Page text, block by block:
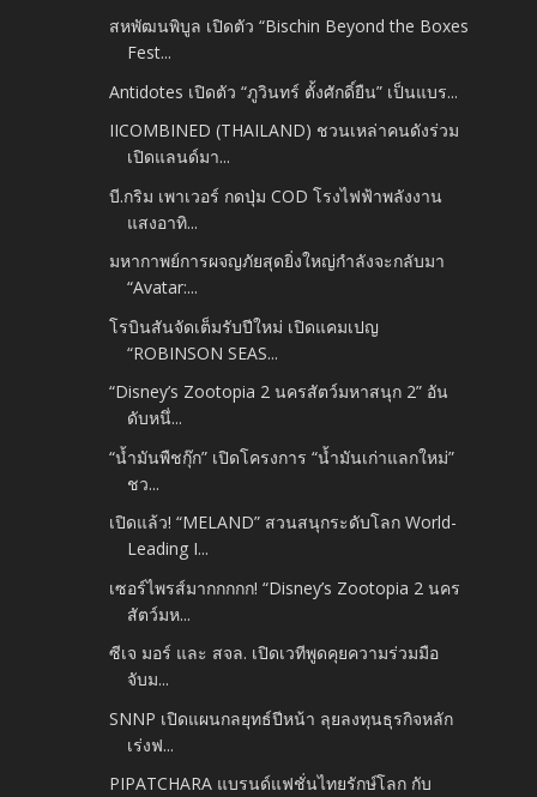
สหพัฒนพิบูล เปิดตัว “Bischin Beyond the Boxes
Fest...
Antidotes เปิดตัว “ภูวินทร์ ตั้งศักดิ์ยืน” เป็นแบร...
IICOMBINED (THAILAND) ชวนเหล่าคนดังร่วม
เปิดแลนด์มา...
บี.กริม เพาเวอร์ กดปุ่ม COD โรงไฟฟ้าพลังงาน
แสงอาทิ...
มหากาพย์การผจญภัยสุดยิ่งใหญ่กำลังจะกลับมา
“Avatar:...
โรบินสันจัดเต็มรับปีใหม่ เปิดแคมเปญ
“ROBINSON SEAS...
“Disney’s Zootopia 2 นครสัตว์มหาสนุก 2” อัน
ดับหนึ่...
“น้ำมันพืชกุ๊ก” เปิดโครงการ “น้ำมันเก่าแลกใหม่”
ชว...
เปิดแล้ว! “MELAND” สวนสนุกระดับโลก World-
Leading I...
เซอร์ไพรส์มากกกกก! “Disney’s Zootopia 2 นคร
สัตว์มห...
ซีเจ มอร์ และ สจล. เปิดเวทีพูดคุยความร่วมมือ
จับม...
SNNP เปิดแผนกลยุทธ์ปีหน้า ลุยลงทุนธุรกิจหลัก
เร่งฟ...
PIPATCHARA แบรนด์แฟชั่นไทยรักษ์โลก กับ